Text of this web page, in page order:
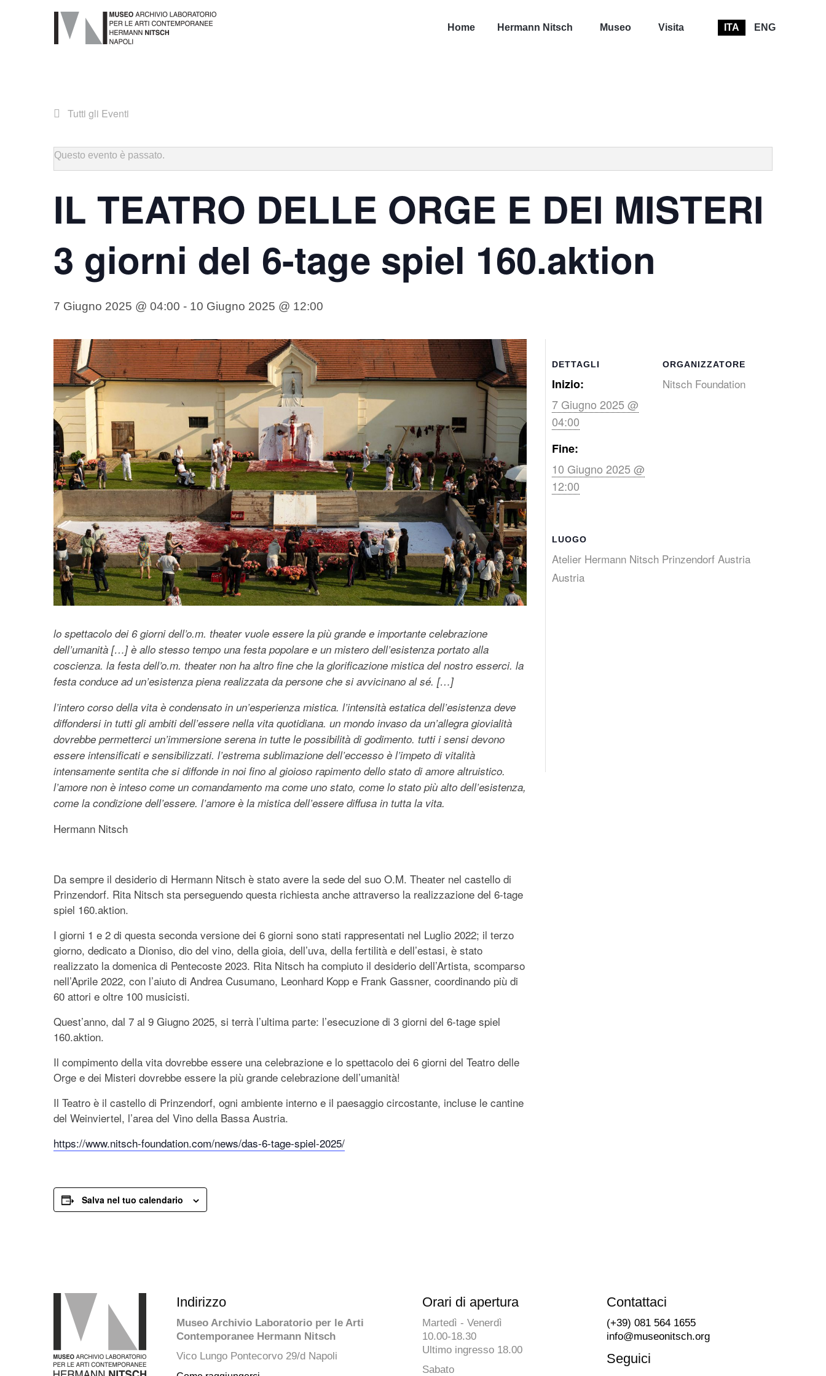
Home Hermann Nitsch Museo Visita ITA ENG
Tutti gli Eventi
Questo evento è passato.
IL TEATRO DELLE ORGE E DEI MISTERI
3 giorni del 6-tage spiel 160.aktion
7 Giugno 2025 @ 04:00 - 10 Giugno 2025 @ 12:00
lo spettacolo dei 6 giorni dell’o.m. theater vuole essere la più grande e importante celebrazione
dell’umanità […] è allo stesso tempo una festa popolare e un mistero dell’esistenza portato alla
coscienza. la festa dell’o.m. theater non ha altro fine che la glorificazione mistica del nostro esserci. la
festa conduce ad un’esistenza piena realizzata da persone che si avvicinano al sé. […]
l’intero corso della vita è condensato in un’esperienza mistica. l’intensità estatica dell’esistenza deve
diffondersi in tutti gli ambiti dell’essere nella vita quotidiana. un mondo invaso da un’allegra giovialità
dovrebbe permetterci un’immersione serena in tutte le possibilità di godimento. tutti i sensi devono
essere intensificati e sensibilizzati. l’estrema sublimazione dell’eccesso è l’impeto di vitalità
intensamente sentita che si diffonde in noi fino al gioioso rapimento dello stato di amore altruistico.
l’amore non è inteso come un comandamento ma come uno stato, come lo stato più alto dell’esistenza,
come la condizione dell’essere. l’amore è la mistica dell’essere diffusa in tutta la vita.
Hermann Nitsch
Da sempre il desiderio di Hermann Nitsch è stato avere la sede del suo O.M. Theater nel castello di
Prinzendorf. Rita Nitsch sta perseguendo questa richiesta anche attraverso la realizzazione del 6-tage
spiel 160.aktion.
I giorni 1 e 2 di questa seconda versione dei 6 giorni sono stati rappresentati nel Luglio 2022; il terzo
giorno, dedicato a Dioniso, dio del vino, della gioia, dell’uva, della fertilità e dell’estasi, è stato
realizzato la domenica di Pentecoste 2023. Rita Nitsch ha compiuto il desiderio dell’Artista, scomparso
nell’Aprile 2022, con l’aiuto di Andrea Cusumano, Leonhard Kopp e Frank Gassner, coordinando più di
60 attori e oltre 100 musicisti.
Quest’anno, dal 7 al 9 Giugno 2025, si terrà l’ultima parte: l’esecuzione di 3 giorni del 6-tage spiel
160.aktion.
Il compimento della vita dovrebbe essere una celebrazione e lo spettacolo dei 6 giorni del Teatro delle
Orge e dei Misteri dovrebbe essere la più grande celebrazione dell’umanità!
Il Teatro è il castello di Prinzendorf, ogni ambiente interno e il paesaggio circostante, incluse le cantine
del Weinviertel, l’area del Vino della Bassa Austria.
https://www.nitsch-foundation.com/news/das-6-tage-spiel-2025/
Salva nel tuo calendario
DETTAGLI
Inizio:
7 Giugno 2025 @
04:00
Fine:
10 Giugno 2025 @
12:00
ORGANIZZATORE
Nitsch Foundation
LUOGO
Atelier Hermann Nitsch Prinzendorf Austria
Austria
Indirizzo
Museo Archivio Laboratorio per le Arti
Contemporanee Hermann Nitsch
Vico Lungo Pontecorvo 29/d Napoli
Orari di apertura
Martedì - Venerdì
10.00-18.30
Ultimo ingresso 18.00
Sabato
Contattaci
(+39) 081 564 1655
info@museonitsch.org
Seguici